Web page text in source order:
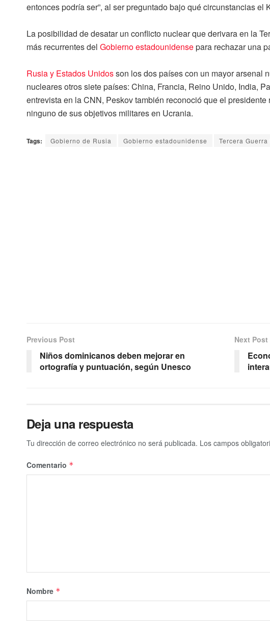
entonces podría ser”, al ser preguntado bajo qué circunstancias el
La posibilidad de desatar un conflicto nuclear que derivara en la
más recurrentes del Gobierno estadounidensepara rechazar una
Rusia y Estados Unidosson los dos países con un mayor arsenal
nucleares otros siete países: China, Francia, Reino Unido, India,
entrevista en la CNN, Peskov también reconoció que el presidente
ninguno de sus objetivos militares en Ucrania.
Tags: Gobierno de Rusia Gobierno estadounidense Tercera Guerra
Previous Post
Niños dominicanos deben mejorar en
ortografía y puntuación, según Unesco
Next Post
Deja una respuesta
Tu dirección de correo electrónico no será publicada. Los campos
Comentario *
Nombre *